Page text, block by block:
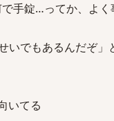
手錠…ってか、よ
いでもあるんだぞ」
いてる